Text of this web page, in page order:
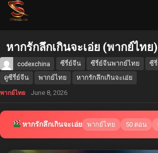
หากรักลึกเกินจะเอ่ย (พากย์ไทย)
codexchina ซีรี่ย์จีน ซีรี่ย์จีนพากย์ไทย ซี
ดูซีรี่ย์จีน
พากย์ไทย หากรักลึกเกินจะเอ่ย
พากย์ไทย June 8, 2026
หากรักลึกเกินจะเอ่ย พากย์ไทย 50 ตอน